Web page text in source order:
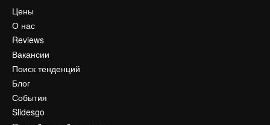
Цены
О нас
Reviews
Вакансии
Поиск тенденций
Блог
События
Slidesgo